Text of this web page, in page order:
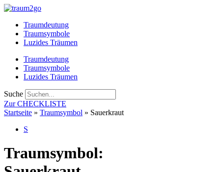
Zum
springenTraumdeutung
Traumsymbole
Luzides Träumen
Traumdeutung
Traumsymbole
Luzides Träumen
Suche
Zur CHECKLISTE
Startseite » Traumsymbol » Sauerkraut
S
Traumsymbol: